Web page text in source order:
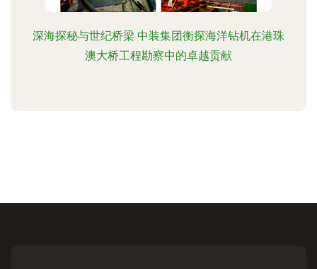
深海探秘与世纪桥梁 中装集团衡探海洋钻机在港珠
澳大桥工程勘察中的卓越贡献